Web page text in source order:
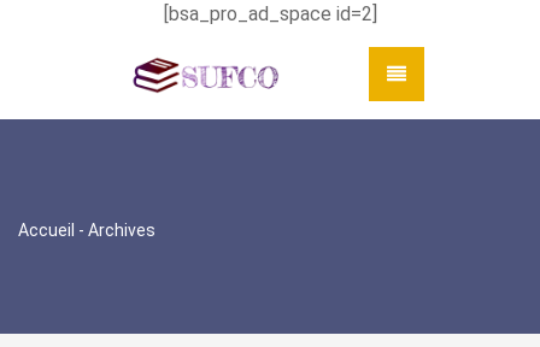
[bsa_pro_ad_space id=2]
Accueil - Archives